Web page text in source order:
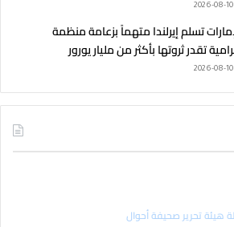
2026-08-10
تسلم إيرلندا متهماً بزعامة منظمة
تقدر ثروتها بأكثر من مليار يورور
2026-08-10
هيئة تحرير صحيفة أحوال